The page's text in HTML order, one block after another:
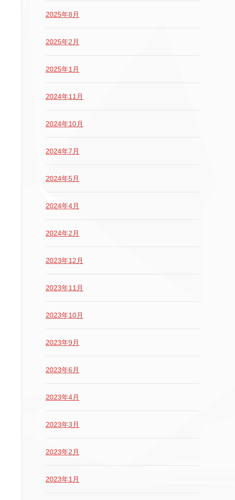
2025年8月
2025年2月
2025年1月
2024年11月
2024年10月
2024年7月
2024年5月
2024年4月
2024年2月
2023年12月
2023年11月
2023年10月
2023年9月
2023年6月
2023年4月
2023年3月
2023年2月
2023年1月